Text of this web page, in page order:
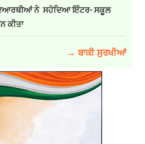
ਨੇ ਸਹੋਦਿਆ ਇੰਟਰ- ਸਕੂਲ
ਕੀਤਾ
→ ਬਾਕੀ ਸੁਰਖੀਆਂ